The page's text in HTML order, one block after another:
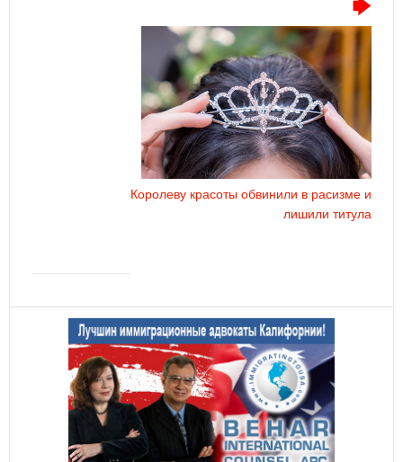
Королеву красоты обвинили в расизме и
лишили титула